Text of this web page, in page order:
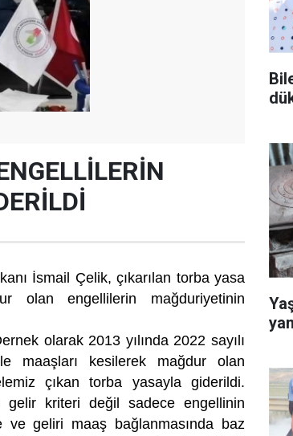
İsmail Çelik, çıkarılan torba yasa
olan engellilerin mağduriyetinin
olarak 2013 yılında 2022 sayılı
maaşları kesilerek mağdur olan
çıkan torba yasayla giderildi.
gelir kriteri değil sadece engellinin
ve geliri maaş bağlanmasında baz